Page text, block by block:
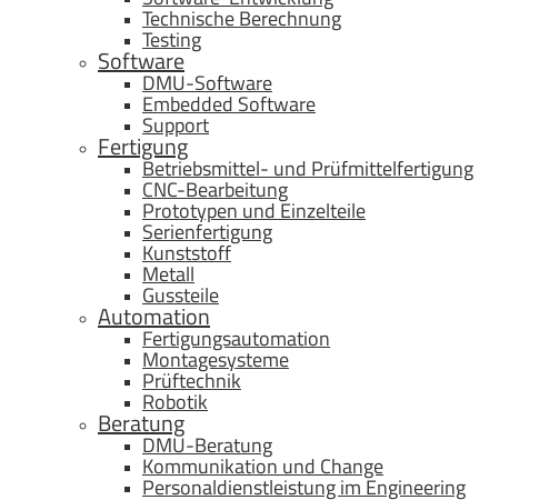
Technische Berechnung
Testing
Software
DMU-Software
Embedded Software
Support
Fertigung
Betriebsmittel- und Prüfmittelfertigung
CNC-Bearbeitung
Prototypen und Einzelteile
Serienfertigung
Kunststoff
Metall
Gussteile
Automation
Fertigungsautomation
Montagesysteme
Prüftechnik
Robotik
Beratung
DMU-Beratung
Kommunikation und Change
Personaldienstleistung im Engineering